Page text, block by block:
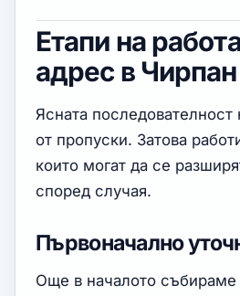
Етапи на
адрес в Чирпан
Ясната последователност
от пропуски. Затова
които могат да се
според случая.
Първоначално
Още в началото събираме